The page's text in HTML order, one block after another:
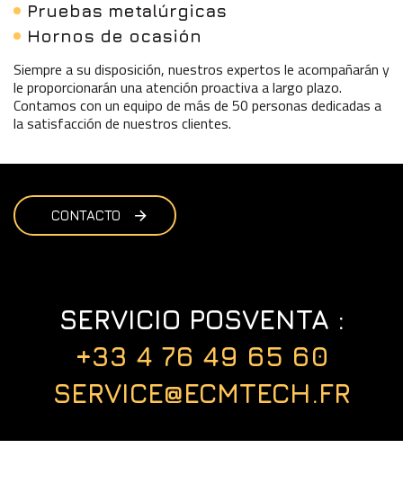
Pruebas metalúrgicas
Hornos de ocasión
Siempre a su disposición, nuestros expertos le acompañarán y
le proporcionarán una atención proactiva a largo plazo.
Contamos con un equipo de más de 50 personas dedicadas a
la satisfacción de nuestros clientes.
CONTACTO
SERVICIO POSVENTA :
+33 4 76 49 65 60
SERVICE@ECMTECH.FR